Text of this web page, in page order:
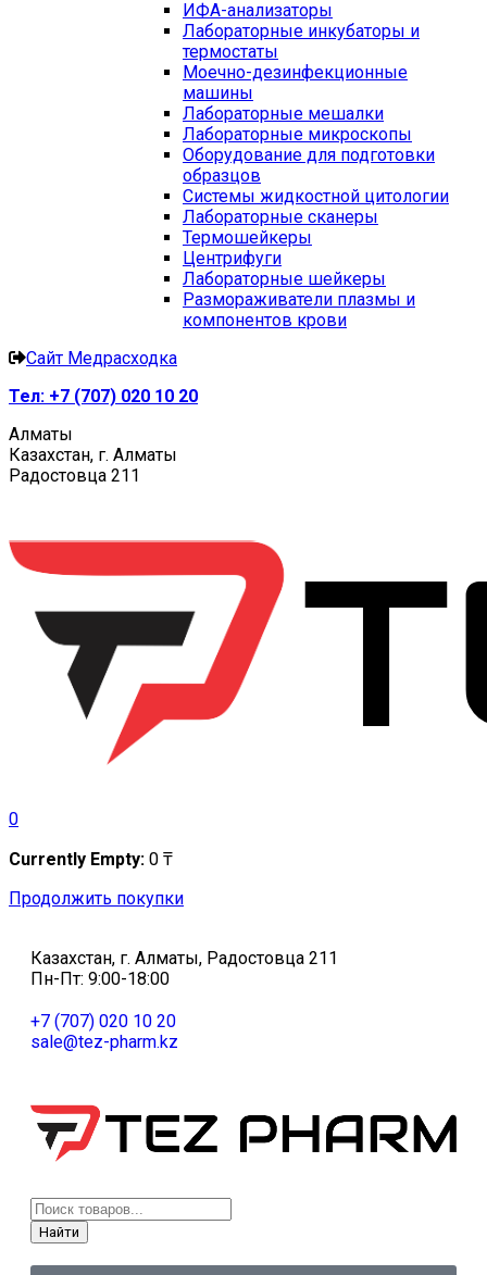
ИФА-анализаторы
Лабораторные инкубаторы и
термостаты
Моечно-дезинфекционные
машины
Лабораторные мешалки
Лабораторные микроскопы
Оборудование для подготовки
образцов
Системы жидкостной цитологии
Лабораторные сканеры
Термошейкеры
Центрифуги
Лабораторные шейкеры
Размораживатели плазмы и
компонентов крови
Сайт Медрасходка
Тел: +7 (707) 020 10 20
Алматы
Казахстан, г. Алматы
Радостовца 211
0
Currently Empty: 0 ₸
Продолжить покупки
Казахстан, г. Алматы, Радостовца 211
Пн-Пт: 9:00-18:00
+7 (707) 020 10 20
sale@tez-pharm.kz
Найти